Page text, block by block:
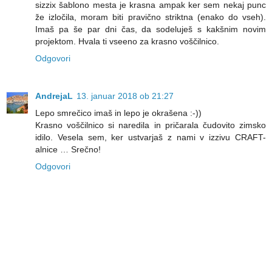
sizzix šablono mesta je krasna ampak ker sem nekaj punc
že izločila, moram biti pravično striktna (enako do vseh).
Imaš pa še par dni čas, da sodeluješ s kakšnim novim
projektom. Hvala ti vseeno za krasno voščilnico.
Odgovori
AndrejaL 13. januar 2018 ob 21:27
Lepo smrečico imaš in lepo je okrašena :-))
Krasno voščilnico si naredila in pričarala čudovito zimsko
idilo. Vesela sem, ker ustvarjaš z nami v izzivu CRAFT-
alnice … Srečno!
Odgovori